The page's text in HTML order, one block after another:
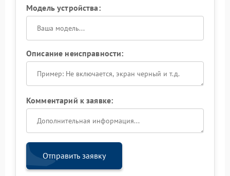
Модель устройства:
Описание неисправности:
Комментарий к заявке:
Отправить заявку